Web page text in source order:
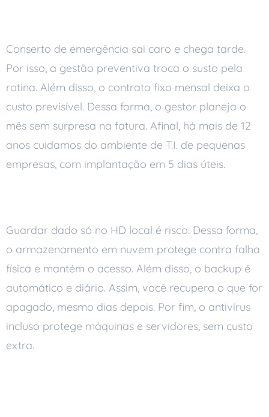
Conserto de emergência sai caro e chega tarde.
Por isso, a gestão preventiva troca o susto pela
rotina. Além disso, o contrato fixo mensal deixa o
custo previsível. Dessa forma, o gestor planeja o
mês sem surpresa na fatura. Afinal, há mais de 12
anos cuidamos do ambiente de T.I. de pequenas
empresas, com implantação em 5 dias úteis.
Guardar dado só no HD local é risco. Dessa forma,
o armazenamento em nuvem protege contra falha
física e mantém o acesso. Além disso, o backup é
automático e diário. Assim, você recupera o que for
apagado, mesmo dias depois. Por fim, o antivírus
incluso protege máquinas e servidores, sem custo
extra.